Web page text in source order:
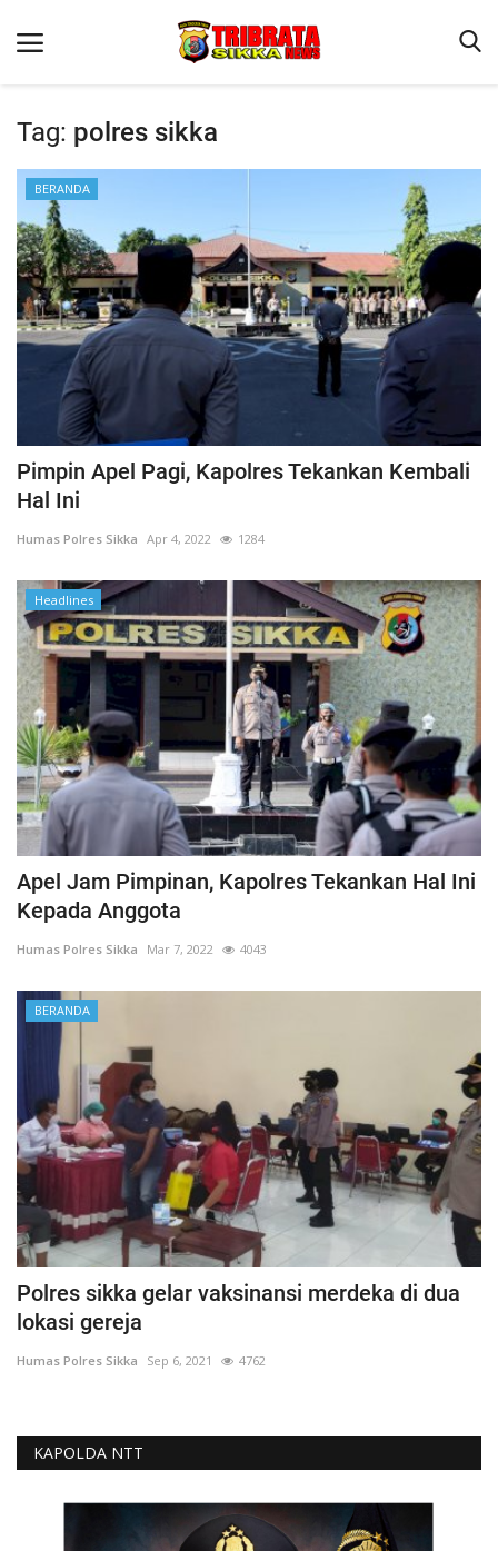
Beranda
Terms & Conditions
Reskrim
Binkam
Lantas
Polisi Kita
Giat Ops
Tag: polres sikka
BERANDA
Pimpin Apel Pagi, Kapolres Tekankan Kembali
Hal Ini
Humas Polres Sikka Apr 4, 2022 1284
Headlines
Apel Jam Pimpinan, Kapolres Tekankan Hal Ini
Kepada Anggota
Humas Polres Sikka Mar 7, 2022 4043
BERANDA
Polres sikka gelar vaksinansi merdeka di dua
lokasi gereja
Humas Polres Sikka Sep 6, 2021 4762
KAPOLDA NTT